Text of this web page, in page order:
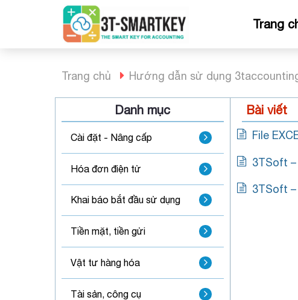
dung
Trang
Trang chủ Hướng dẫn sử dụng
Danh mục
Cài đặt - Nâng cấp
Hóa đơn điện tử
Khai báo bắt đầu sử dụng
Tiền mặt, tiền gửi
Vật tư hàng hóa
Tài sản, công cụ
Bài viết
File
3TSoft
3TSoft